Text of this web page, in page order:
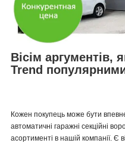
Вісім аргументів,
Trend
Кожен покупець може бути
автоматичні гаражні секційні
асортименті в нашій компанії. Є